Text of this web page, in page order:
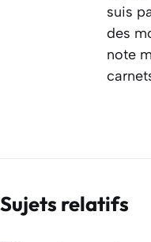
suis
des
note
Sujets relatifs